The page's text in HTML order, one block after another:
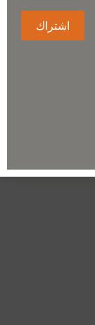
اشتراك